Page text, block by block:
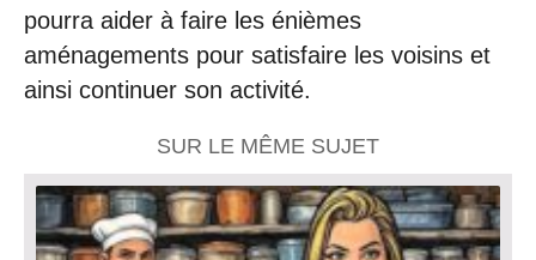
pourra aider à faire les énièmes
aménagements pour satisfaire les voisins et
ainsi continuer son activité.
SUR LE MÊME SUJET